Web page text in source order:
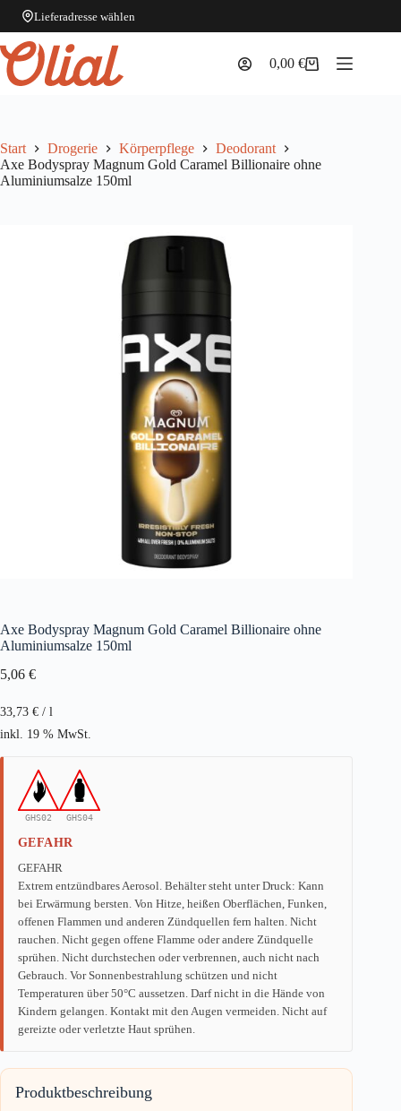
Lieferadresse wählen
Zum
Inhalt
springen
Warenkorb
0,00€
Start Drogerie Körperpflege
Deodorant
Axe Bodyspray Magnum Gold Caramel Billionaire ohne
Aluminiumsalze 150ml
Axe Bodyspray Magnum Gold Caramel Billionaire ohne
Aluminiumsalze 150ml
5,06 €
33,73 € / l
inkl. 19 % MwSt.
GHS02 GHS04
GEFAHR
GEFAHR
Extrem entzündbares Aerosol. Behälter steht unter Druck: Kann
bei Erwärmung bersten. Von Hitze, heißen Oberflächen, Funken,
offenen Flammen und anderen Zündquellen fern halten. Nicht
rauchen. Nicht gegen offene Flamme oder andere Zündquelle
sprühen. Nicht durchstechen oder verbrennen, auch nicht nach
Gebrauch. Vor Sonnenbestrahlung schützen und nicht
Temperaturen über 50°C aussetzen. Darf nicht in die Hände von
Kindern gelangen. Kontakt mit den Augen vermeiden. Nicht auf
gereizte oder verletzte Haut sprühen.
Produktbeschreibung